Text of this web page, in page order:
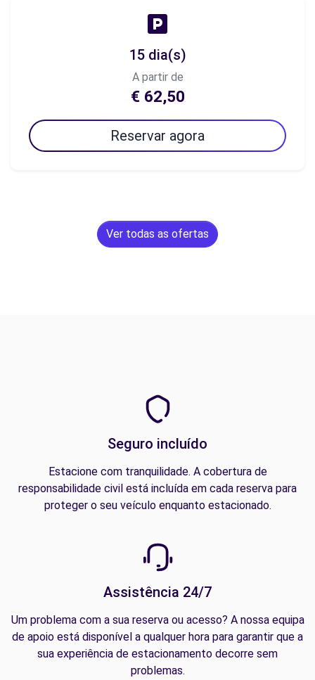
15 dia(s)
A partir de
€ 62,50
Reservar agora
Ver todas as ofertas
Seguro incluído
Estacione com tranquilidade. A cobertura de
responsabilidade civil está incluída em cada reserva para
proteger o seu veículo enquanto estacionado.
Assistência 24/7
Um problema com a sua reserva ou acesso? A nossa equipa
de apoio está disponível a qualquer hora para garantir que a
sua experiência de estacionamento decorre sem
problemas.